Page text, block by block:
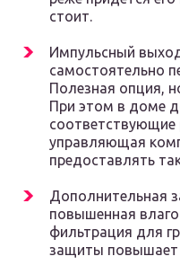
стоит.
Импульсный
самостоятельно
Полезная опция,
При этом в доме
управляющая
предоставлять
Дополнительная
повышенная
фильтрация для
защиты повышает